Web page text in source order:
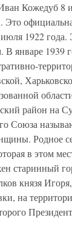
Кожедуб 8
Это
июля 1922
В январе 1939
район на
Союза
Родное
в этом
старинный
князя
на